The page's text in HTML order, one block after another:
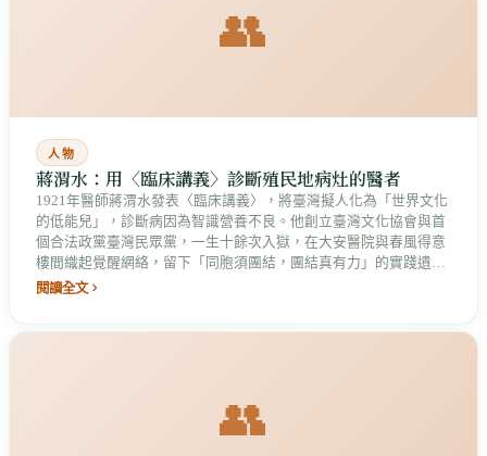
👥
人物
蔣渭水：用〈臨床講義〉診斷殖民地病灶的醫者
1921年醫師蔣渭水發表〈臨床講義〉，將臺灣擬人化為「世界文化
的低能兒」，診斷病因為智識營養不良。他創立臺灣文化協會與首
個合法政黨臺灣民眾黨，一生十餘次入獄，在大安醫院與春風得意
樓間織起覺醒網絡，留下「同胞須團結，團結真有力」的實踐遺
產。
閱讀全文
👥